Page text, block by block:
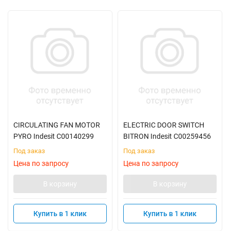
CIRCULATING FAN MOTOR
PYRO Indesit C00140299
Под заказ
Цена по запросу
В корзину
Купить в 1 клик
ELECTRIC DOOR SWITCH
BITRON Indesit C00259456
Под заказ
Цена по запросу
В корзину
Купить в 1 клик